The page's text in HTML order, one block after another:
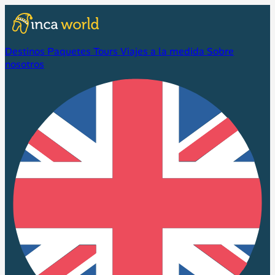
Destinos Paquetes Tours Viajes a la medida Sobre
nosotros